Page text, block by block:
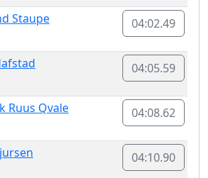
Staupe 04:02.49
04:05.59
Ruus Qvale 04:08.62
04:10.90